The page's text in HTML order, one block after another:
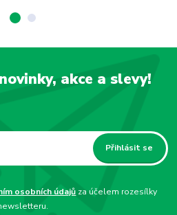
akce a slevy!
Přihlásit se
osobních údajů za účelem rozesílky